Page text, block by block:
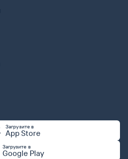
Загрузите в
App Store
Загрузите в
Google Play